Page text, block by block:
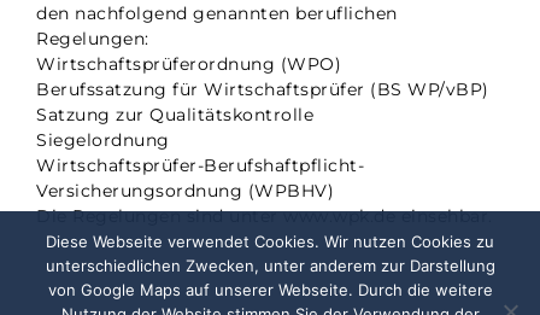
den nachfolgend genannten beruflichen
Regelungen:
Wirtschaftsprüferordnung (WPO)
Berufssatzung für Wirtschaftsprüfer (BS WP/vBP)
Satzung zur Qualitätskontrolle
Siegelordnung
Wirtschaftsprüfer-Berufshaftpflicht-
Versicherungsordnung (WPBHV)
Die Regelungen sind unter www.wpk.de einsehbar.
Diese Webseite verwendet Cookies. Wir nutzen Cookies zu
unterschiedlichen Zwecken, unter anderem zur Darstellung
von Google Maps auf unserer Webseite. Durch die weitere